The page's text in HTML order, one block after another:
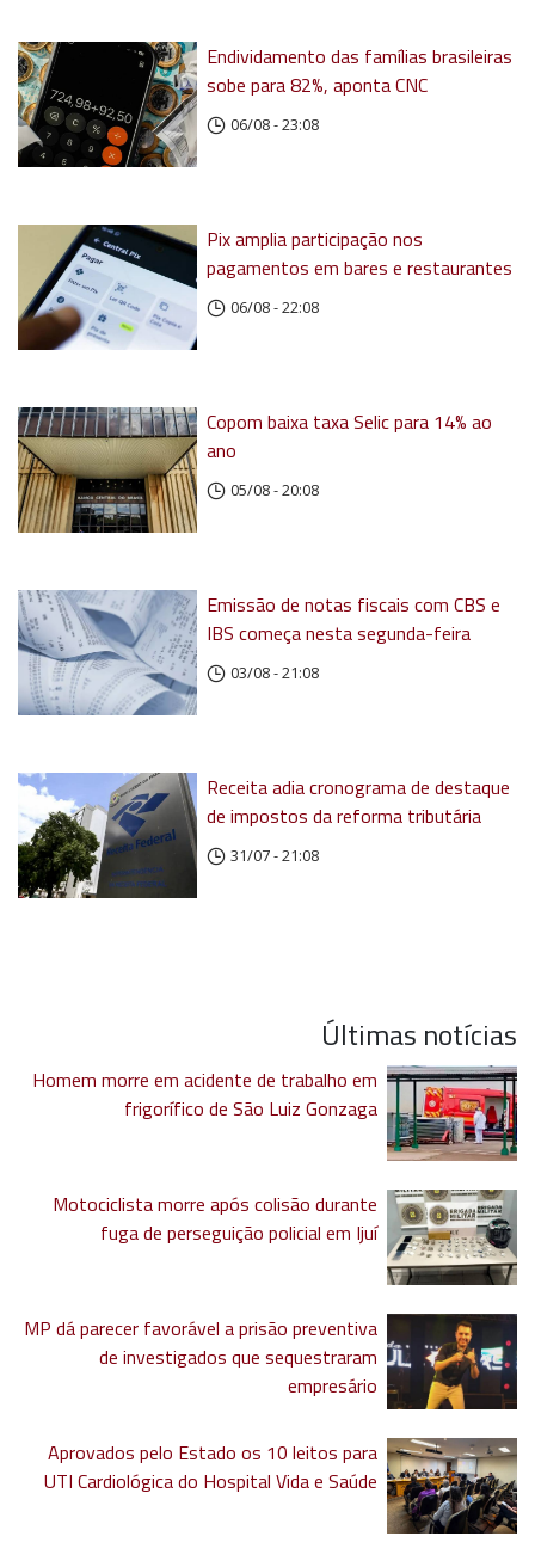
Endividamento das famílias brasileiras
sobe para 82%, aponta CNC
06/08 - 23:08
Pix amplia participação nos
pagamentos em bares e restaurantes
06/08 - 22:08
Copom baixa taxa Selic para 14% ao
ano
05/08 - 20:08
Emissão de notas fiscais com CBS e
IBS começa nesta segunda-feira
03/08 - 21:08
Receita adia cronograma de destaque
de impostos da reforma tributária
31/07 - 21:08
Últimas notícias
Homem morre em acidente de trabalho em
frigorífico de São Luiz Gonzaga
Motociclista morre após colisão durante
fuga de perseguição policial em Ijuí
MP dá parecer favorável a prisão preventiva
de investigados que sequestraram
empresário
Aprovados pelo Estado os 10 leitos para
UTI Cardiológica do Hospital Vida e Saúde